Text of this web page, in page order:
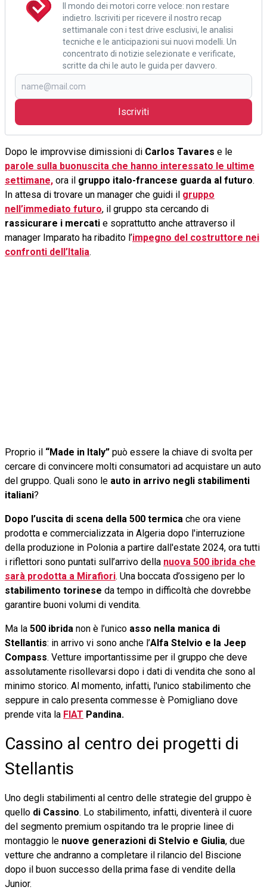
Il mondo dei motori corre veloce: non restare
indietro. Iscriviti per ricevere il nostro recap
settimanale con i test drive esclusivi, le analisi
tecniche e le anticipazioni sui nuovi modelli. Un
concentrato di notizie selezionate e verificate,
scritte da chi le auto le guida per davvero.
Iscriviti
Dopo le improvvise dimissioni di Carlos Tavares e le
parole sulla buonuscita che hanno interessato le ultime
settimane, ora il gruppo italo-francese guarda al futuro.
In attesa di trovare un manager che guidi il gruppo
nell’immediato futuro, il gruppo sta cercando di
rassicurare i mercati e soprattutto anche attraverso il
manager Imparato ha ribadito l’impegno del costruttore nei
confronti dell’Italia.
Proprio il “Made in Italy” può essere la chiave di svolta per
cercare di convincere molti consumatori ad acquistare un auto
del gruppo. Quali sono le auto in arrivo negli stabilimenti
italiani?
Dopo l’uscita di scena della 500 termica che ora viene
prodotta e commercializzata in Algeria dopo l'interruzione
della produzione in Polonia a partire dall'estate 2024, ora tutti
i riflettori sono puntati sull’arrivo della nuova 500 ibrida che
sarà prodotta a Mirafiori. Una boccata d’ossigeno per lo
stabilimento torinese da tempo in difficoltà che dovrebbe
garantire buoni volumi di vendita.
Ma la 500 ibrida non è l’unico asso nella manica di
Stellantis: in arrivo vi sono anche l’Alfa Stelvio e la Jeep
Compass. Vetture importantissime per il gruppo che deve
assolutamente risollevarsi dopo i dati di vendita che sono al
minimo storico. Al momento, infatti, l'unico stabilimento che
seppure in calo presenta commesse è Pomigliano dove
prende vita la FIAT Pandina.
Cassino al centro dei progetti di
Stellantis
Uno degli stabilimenti al centro delle strategie del gruppo è
quello di Cassino. Lo stabilimento, infatti, diventerà il cuore
del segmento premium ospitando tra le proprie linee di
montaggio le nuove generazioni di Stelvio e Giulia, due
vetture che andranno a completare il rilancio del Biscione
dopo il buon successo della prima fase di vendite della
Junior.